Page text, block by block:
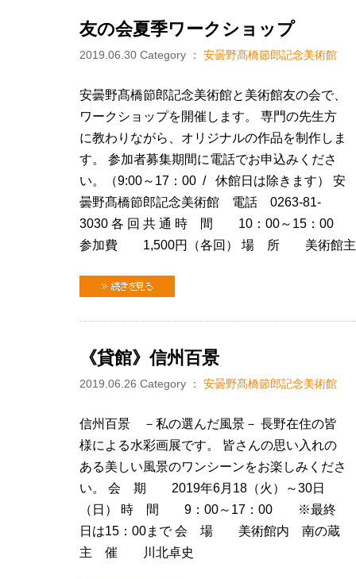
友の会夏季ワークショップ
2019.06.30 Category ： 安曇野髙橋節郎記念美術館
安曇野髙橋節郎記念美術館と美術館友の会で、
ワークショップを開催します。 専門の先生方
に教わりながら、オリジナルの作品を制作しま
す。 参加者募集期間に電話でお申込みくださ
い。（9:00～17：00 / 休館日は除きます） 安
曇野髙橋節郎記念美術館 電話 0263-81-
3030 各 回 共 通 時 間 10：00～15：00
参加費 1,500円（各回） 場 所 美術館
《貸館》信州百景
2019.06.26 Category ： 安曇野髙橋節郎記念美術館
信州百景 －私の選んだ風景－ 長野在住の皆
様による水彩画展です。 皆さんの思い入れの
ある美しい風景のワンシーンをお楽しみくださ
い。 会 期 2019年6月18（火）～30日
（日） 時 間 9：00～17：00 ※最終
日は15：00まで 会 場 美術館内 南の蔵
主 催 川北卓史